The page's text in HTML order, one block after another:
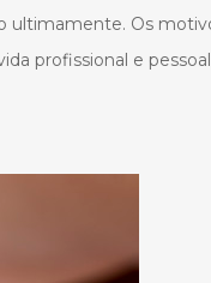
ultimamente. Os
profissional e